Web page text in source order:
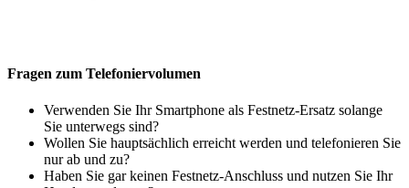
Fragen zum Telefoniervolumen
Verwenden Sie Ihr Smartphone als Festnetz-Ersatz solange
Sie unterwegs sind?
Wollen Sie hauptsächlich erreicht werden und telefonieren Sie
nur ab und zu?
Haben Sie gar keinen Festnetz-Anschluss und nutzen Sie Ihr